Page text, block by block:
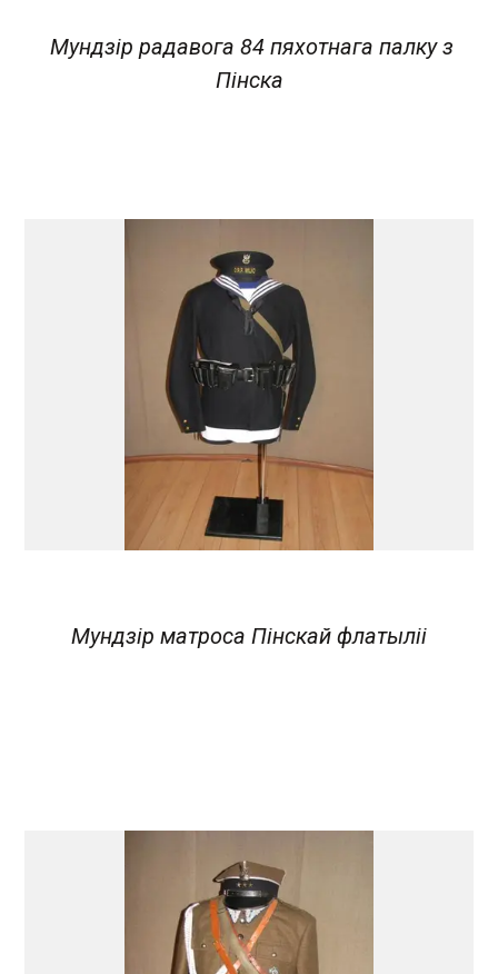
Мундзір радавога 84 пяхотнага палку з
Пінска
Мундзір матроса Пінскай флатыліі